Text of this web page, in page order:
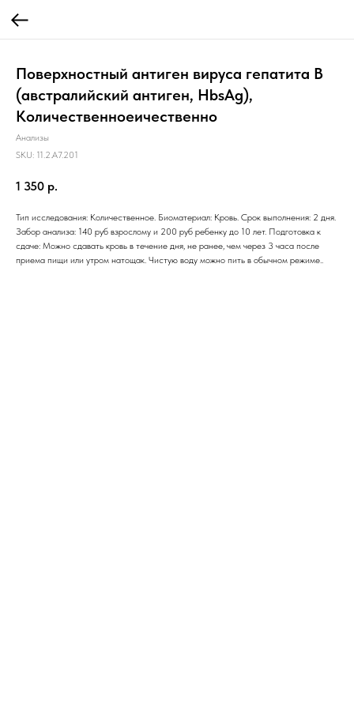
Поверхностный антиген вируса гепатита В
(австралийский антиген, HbsAg),
Количественноеичественно
Анализы
SKU: 11.2.A7.201
1 350 р.
Тип исследования: Количественное. Биоматериал: Кровь. Срок выполнения: 2 дня.
Забор анализа: 140 руб взрослому и 200 руб ребенку до 10 лет. Подготовка к
сдаче: Можно сдавать кровь в течение дня, не ранее, чем через 3 часа после
приема пищи или утром натощак. Чистую воду можно пить в обычном режиме..